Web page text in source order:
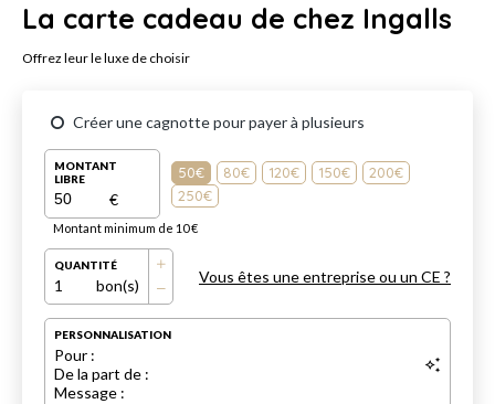
La carte cadeau de chez Ingalls
Offrez leur le luxe de choisir
Créer une cagnotte pour payer à plusieurs
MONTANT
LIBRE
€
50€ 80€ 120€ 150€
200€
250€
Montant minimum de 10 €
QUANTITÉ
1 bon(s) Vous êtes une entreprise ou un CE ?
PERSONNALISATION
Pour :
De la part de :
Message :